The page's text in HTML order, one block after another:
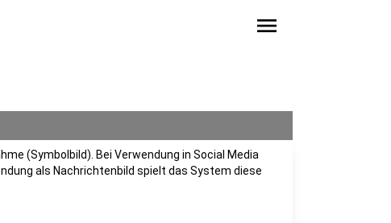
menu
(Symbolbild). Bei Verwendung in Social Media
als Nachrichtenbild spielt das System diese